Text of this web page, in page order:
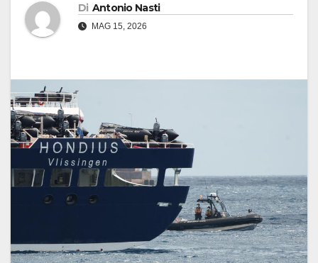
Di Antonio Nasti
MAG 15, 2026